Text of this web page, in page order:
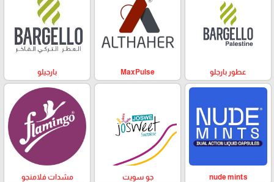
عطور بارجلو MaxPulse بارجيلو
nude mints جو سويت مشدات فلامنجو